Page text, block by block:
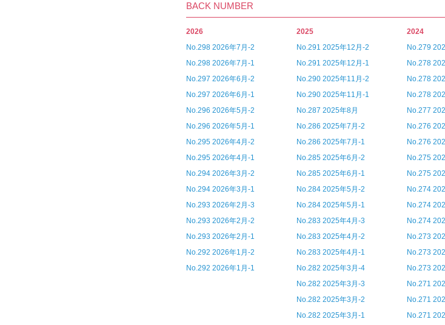
BACK NUMBER
2026
No.298 2026年7月-2
No.298 2026年7月-1
No.297 2026年6月-2
No.297 2026年6月-1
No.296 2026年5月-2
No.296 2026年5月-1
No.295 2026年4月-2
No.295 2026年4月-1
No.294 2026年3月-2
No.294 2026年3月-1
No.293 2026年2月-3
No.293 2026年2月-2
No.293 2026年2月-1
No.292 2026年1月-2
No.292 2026年1月-1
2025
No.291 2025年12月-2
No.291 2025年12月-1
No.290 2025年11月-2
No.290 2025年11月-1
No.287 2025年8月
No.286 2025年7月-2
No.286 2025年7月-1
No.285 2025年6月-2
No.285 2025年6月-1
No.284 2025年5月-2
No.284 2025年5月-1
No.283 2025年4月-3
No.283 2025年4月-2
No.283 2025年4月-1
No.282 2025年3月-4
No.282 2025年3月-3
No.282 2025年3月-2
No.282 2025年3月-1
2024
No.279
No.278
No.278
No.278
No.277
No.276
No.276
No.275
No.275
No.274
No.274
No.274
No.273
No.273
No.273
No.271
No.271
No.271